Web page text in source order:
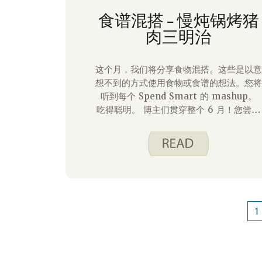
食谱混搭 – 慢炖锅烤猪
肉三明治
这个月，我们将分享食物混搭。这些是以意
想不到的方式使用食物或食谱的想法。您将
听到每个 Spend Smart 的 mashup。
吃得聪明。 博主们贯穿整个 6 月！您尝试
网站上我最喜欢的食谱之一。它浓郁可口，
具有明亮的柑橘风味，这在猪肉食谱中有些
1